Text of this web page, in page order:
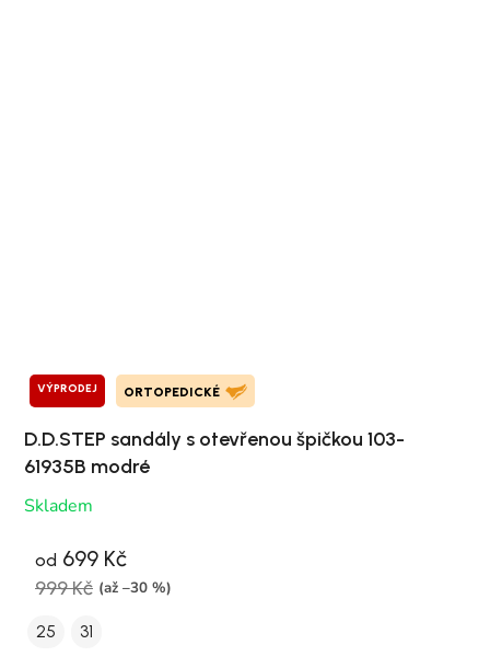
VÝPRODEJ ORTOPEDICKÉ
D.D.STEP sandály s otevřenou špičkou 103-
61935B modré
Skladem
od 699 Kč
999 Kč (až –30 %)
25 31